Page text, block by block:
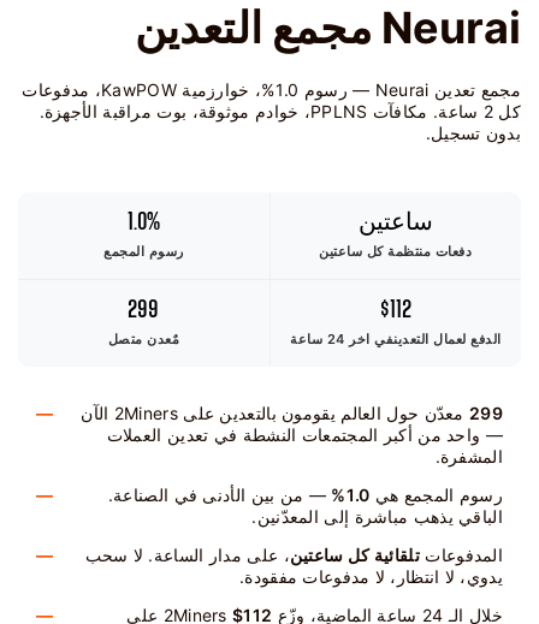
Neurai مجمع التعدين
مجمع تعدين Neurai — رسوم 1.0%، خوارزمية KawPOW، مدفوعات
كل 2 ساعة. مكافآت PPLNS، خوادم موثوقة، بوت مراقبة الأجهزة.
بدون تسجيل.
ساعتين
دفعات منتظمة كل ساعتين
1.0%
رسوم المجمع
$112
الدفع لعمال التعدينفي اخر 24 ساعة
299
مٌعدن متصل
299
معدّن حول العالم يقومون بالتعدين على 2Miners الآن
— واحد من أكبر المجتمعات النشطة في تعدين العملات
المشفرة.
رسوم المجمع هي 1.0%
— من بين الأدنى في الصناعة.
الباقي يذهب مباشرة إلى المعدّنين.
المدفوعات تلقائية كل ساعتين، على مدار الساعة. لا سحب
يدوي، لا انتظار، لا مدفوعات مفقودة.
خلال الـ 24 ساعة الماضية، وزّع 2Miners
$112
على